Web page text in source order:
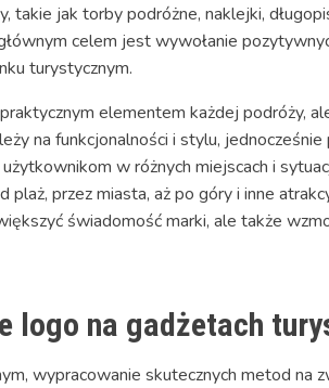
takie jak torby podróżne, naklejki,
celem jest wywołanie
turystycznym.
elementem każdej podróży,
na funkcjonalności i stylu,
w różnych miejscach i
przez miasta, aż po góry i inne
świadomość marki, ale także
logo na gadżetach
wypracowanie skutecznych metod na